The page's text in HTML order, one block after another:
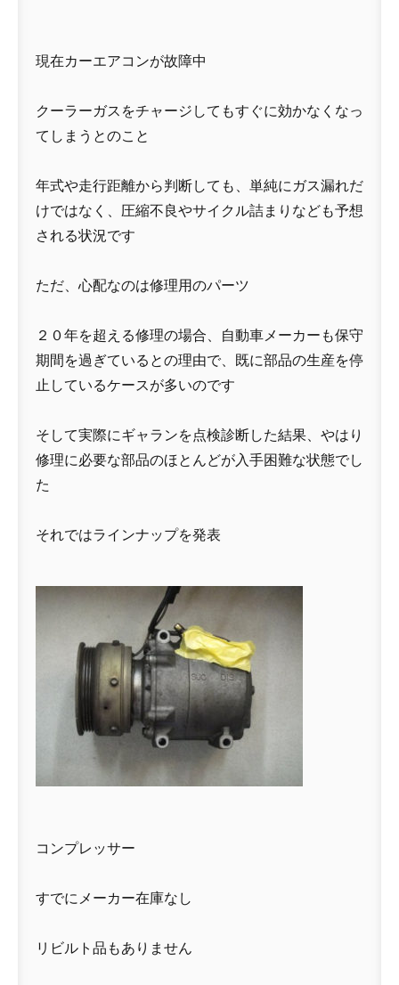
現在カーエアコンが故障中
クーラーガスをチャージしてもすぐに効かなくなっ
てしまうとのこと
年式や走行距離から判断しても、単純にガス漏れだ
けではなく、圧縮不良やサイクル詰まりなども予想
される状況です
ただ、心配なのは修理用のパーツ
２０年を超える修理の場合、自動車メーカーも保守
期間を過ぎているとの理由で、既に部品の生産を停
止しているケースが多いのです
そして実際にギャランを点検診断した結果、やはり
修理に必要な部品のほとんどが入手困難な状態でし
た
それではラインナップを発表
コンプレッサー
すでにメーカー在庫なし
リビルト品もありません